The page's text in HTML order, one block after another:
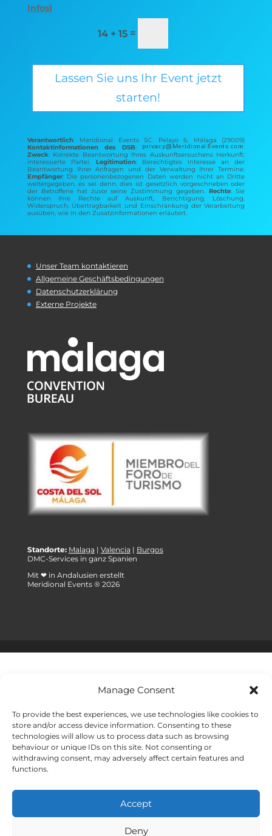
Manage Consent
To provide the best experiences, we use technologies like cookies to
store and/or access device information. Consenting to these
technologies will allow us to process data such as browsing
behaviour or unique IDs on this site. Not consenting or
withdrawing consent, may adversely affect certain features and
functions.
Accept
Deny
Infos)
14 + 15=
Lassen Sie uns Ihr Event jetzt
starten!
Verantwortlich: Meridional Events SC. Pelayo 6, Málaga (29009)
Kontaktinformationen des DSB:
Zweck: Korrekte Beantwortung Ihres Auskunftsersuchens Herkunft:
interessierte Partei. Legitimation: Berechtigtes Interesse an der
Beantwortung Ihrer Anfragen und der Verwaltung Ihrer Termine.
Empfänger: Die personenbezogenen Daten werden nicht an Dritte
weitergegeben, es sei denn, dies ist gesetzlich vorgeschrieben oder
der Betroffene hat zuvor seine Zustimmung gegeben.Rechte: Sie
können Ihre Rechte auf Auskunft, Berichtigung, Löschung,
Widerspruch, Übertragbarkeit und Einschränkung der Verarbeitung
ausüben, wie in den Zusatzinformationen erläutert.
Unser Team kontaktieren
Allgemeine Geschäftsbedingungen
Datenschutzerklärung
Externe Projekte
Standorte: Malaga | Valencia | Burgos
DMC-Services in ganz Spanien
Mit ❤ in Andalusien erstellt
Meridional Events ® 2026